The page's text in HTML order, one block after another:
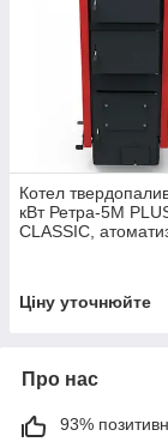
Котел
кВт Ретра-5М
CLASSIC,
Ціну уточнюйте
Про нас
93%